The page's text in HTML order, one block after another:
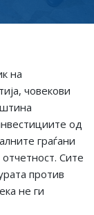
на
човекови
од
граѓани
Сите
против
не ги